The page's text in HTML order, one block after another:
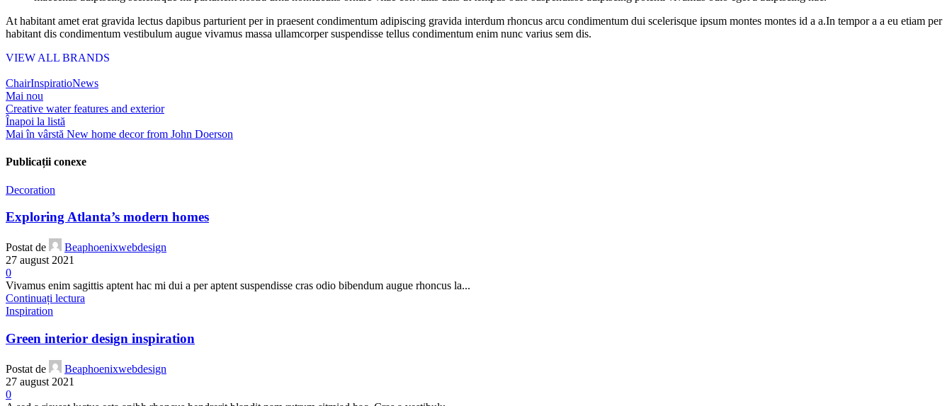
At habitant amet erat gravida lectus dapibus parturient per in praesent condimentum adipiscing gravida interdum rhoncus arcu condimentum dui scelerisque ipsum montes montes id a a.In tempor a a eu etiam per
habitant dis condimentum vestibulum augue vivamus massa ullamcorper suspendisse tellus condimentum enim nunc varius sem dis.
VIEW ALL BRANDS
ChairInspiratioNews
Mai nou
Creative water features and exterior
Înapoi la listă
Mai în vârstă New home decor from John Doerson
Publicații conexe
Decoration
Exploring Atlanta’s modern homes
Postat de
Beaphoenixwebdesign
27 august 2021
0
Vivamus enim sagittis aptent hac mi dui a per aptent suspendisse cras odio bibendum augue rhoncus la...
Continuați lectura
Inspiration
Green interior design inspiration
Postat de
Beaphoenixwebdesign
27 august 2021
0